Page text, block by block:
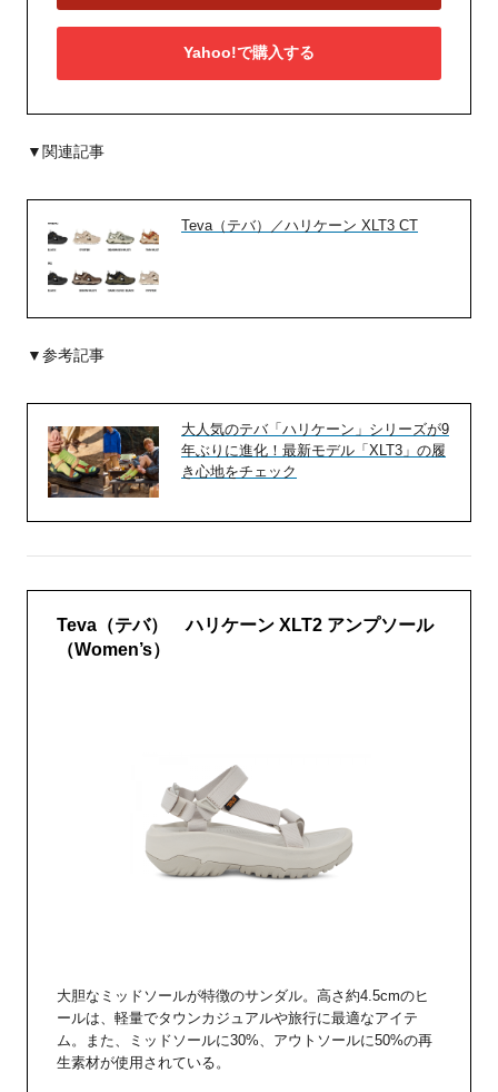
Yahoo!で購入する
▼関連記事
Teva（テバ）／ハリケーン XLT3 CT
▼参考記事
大人気のテバ「ハリケーン」シリーズが9
年ぶりに進化！最新モデル「XLT3」の履
き心地をチェック
Teva（テバ） ハリケーン XLT2 アンプソール
（Women’s）
大胆なミッドソールが特徴のサンダル。高さ約4.5cmのヒ
ールは、軽量でタウンカジュアルや旅行に最適なアイテ
ム。また、ミッドソールに30%、アウトソールに50%の再
生素材が使用されている。